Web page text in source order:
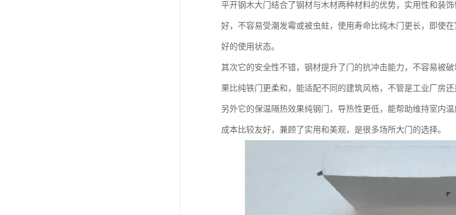
平开钢木大门结合了钢材与木材两种材料的优势，实用性和装
好，不容易受潮发霉或被虫蛀，使用寿命比纯木门更长，即使
好的使用状态。
其次它的安全性不错，钢材提升了门的抗冲击能力，不容易被
果比纯铁门更柔和，能适配不同的建筑风格，不管是工业厂房还
另外它的保温隔热效果纯钢门，导热性更低，能帮助维持室内
成本比较友好，兼顾了实用和美观，是很多场所大门的选择。